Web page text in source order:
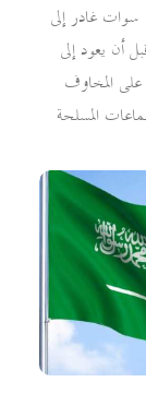
سوات غادر إلى
تبرئته من قبل القضاء عام 2023، قبل أن يعود إلى
المخاوف
المسلحة